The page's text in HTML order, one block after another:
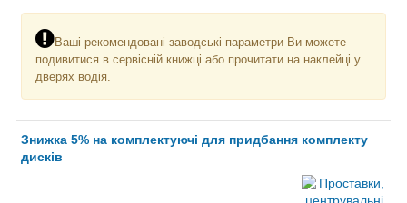
Ваші рекомендовані заводські параметри Ви можете
подивитися в сервісній книжці або прочитати на наклейці у
дверях водія.
Знижка 5% на комплектуючі для придбання комплекту
дисків